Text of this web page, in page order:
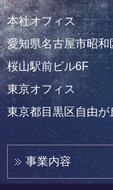
本社オフィス
愛知県名古屋市昭
桜山駅前ビル6F
東京オフィス
東京都目黒区自由
事業内容